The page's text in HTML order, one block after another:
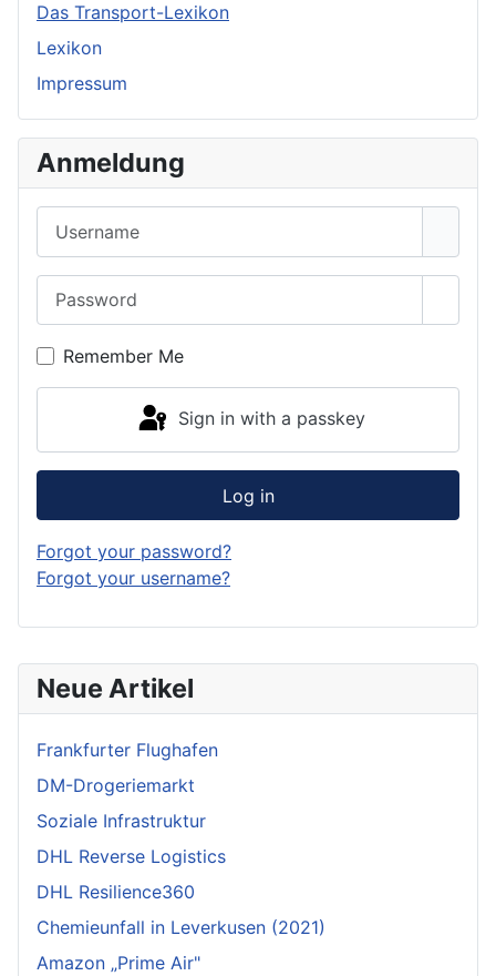
Neue Artikel
Frankfurter Flughafen
DM-Drogeriemarkt
Soziale Infrastruktur
DHL Reverse Logistics
DHL Resilience360
Chemieunfall in Leverkusen (2021)
Amazon „Prime Air"
Das Transport-Lexikon
Lexikon
Impressum
Anmeldung
Remember Me
Sign in with a passkey
Log in
Forgot your password?
Forgot your username?